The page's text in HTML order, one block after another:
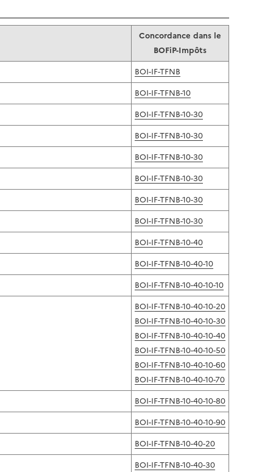
Concordance dans le
BOFiP-Impôts
BOI-IF-TFNB
BOI-IF-TFNB-10
BOI-IF-TFNB-10-30
BOI-IF-TFNB-10-30
BOI-IF-TFNB-10-30
BOI-IF-TFNB-10-30
BOI-IF-TFNB-10-30
BOI-IF-TFNB-10-30
BOI-IF-TFNB-10-40
BOI-IF-TFNB-10-40-10
BOI-IF-TFNB-10-40-10-10
BOI-IF-TFNB-10-40-10-20
BOI-IF-TFNB-10-40-10-30
BOI-IF-TFNB-10-40-10-40
BOI-IF-TFNB-10-40-10-50
BOI-IF-TFNB-10-40-10-60
BOI-IF-TFNB-10-40-10-70
BOI-IF-TFNB-10-40-10-80
BOI-IF-TFNB-10-40-10-90
BOI-IF-TFNB-10-40-20
BOI-IF-TFNB-10-40-30